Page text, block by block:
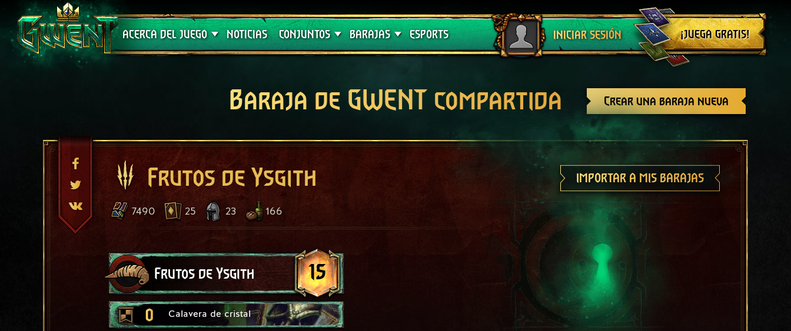
ACERCA DEL JUEGO
Soporte técnico
NOTICIAS CONJUNTOS
Crimson Curse
BARAJAS
Guías de barajas
ESPORTS INICIAR SESIÓN
Cerrar sesión
¡JUEGA GRATIS!
Crear una baraja nueva
Baraja de GWENT compartida
Frutos de Ysgith IMPORTAR A MIS BARAJAS
7490 25 23 166
Frutos de Ysgith 15
0 Calavera de cristal